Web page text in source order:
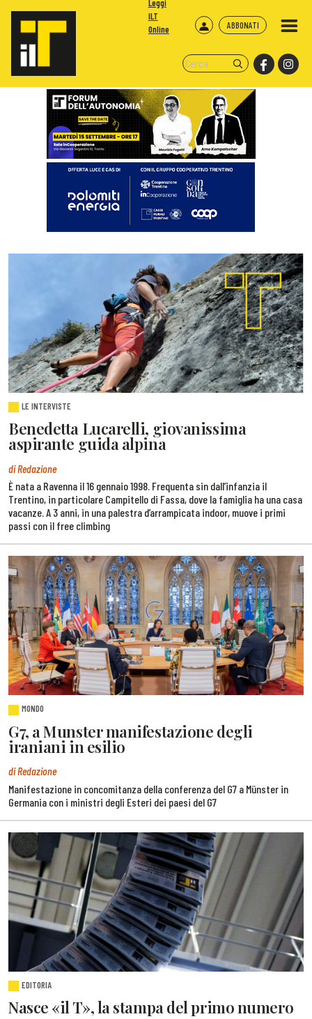
ABBONATI
Leggi
ILT
Online
LE INTERVISTE
Benedetta Lucarelli, giovanissima
aspirante guida alpina
di Redazione
È nata a Ravenna il 16 gennaio 1998. Frequenta sin dall’infanzia il
Trentino, in particolare Campitello di Fassa, dove la famiglia ha una casa
vacanze. A 3 anni, in una palestra d’arrampicata indoor, muove i primi
passi con il free climbing
MONDO
G7, a Munster manifestazione degli
iraniani in esilio
di Redazione
Manifestazione in concomitanza della conferenza del G7 a Münster in
Germania con i ministri degli Esteri dei paesi del G7
EDITORIA
Nasce «il T», la stampa del primo numero